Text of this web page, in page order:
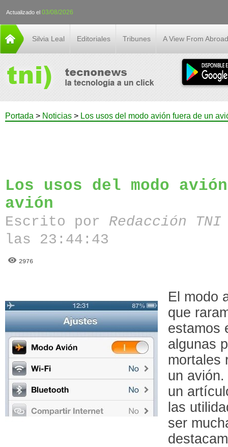
Actualizado el 03/08/2026
Silvia Leal Editoriales Tribunes A View From Abroad
Portada > Noticias > Los usos del modo avión fuera de un
Los usos del modo
avión
Escrito por Redacción
las 23:44:43
2976
El modo
que
estamos
algunas
mortales
un
un
las
ser